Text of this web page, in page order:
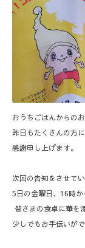
おうちごはんからのお
昨日もたくさんの方
感謝申し上げます。
次回の告知をさせてい
5日の金曜日、16時か
皆さまの食卓に華を
少しでもお手伝いが